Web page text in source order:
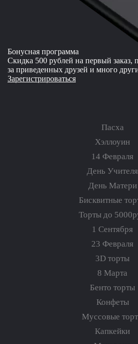
Бонусная программа
Скидка 500 рублей на первый заказ,
за приведенных друзей и много
Зарегистрироваться
Пасха
Хэллоуин
14 Февраля
День Учителя
День Матери
Бисквитные
Торты до
1 Сентября
23 Февраля
3D торты
8 Марта
Бенто торты
Конфеты
Муссовые
Капкейки